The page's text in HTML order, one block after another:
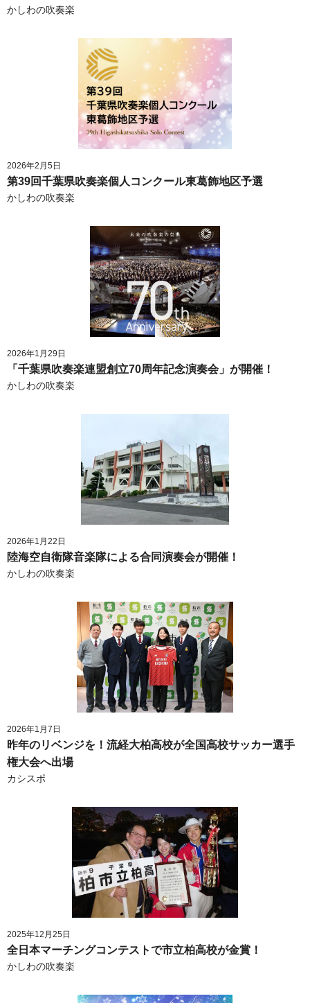
かしわの吹奏楽
2026年2月5日
第39回千葉県吹奏楽個人コンクール東葛飾地区予選
かしわの吹奏楽
2026年1月29日
「千葉県吹奏楽連盟創立70周年記念演奏会」が開催！
かしわの吹奏楽
2026年1月22日
陸海空自衛隊音楽隊による合同演奏会が開催！
かしわの吹奏楽
2026年1月7日
昨年のリベンジを！流経大柏高校が全国高校サッカー選手
権大会へ出場
カシスポ
2025年12月25日
全日本マーチングコンテストで市立柏高校が金賞！
かしわの吹奏楽